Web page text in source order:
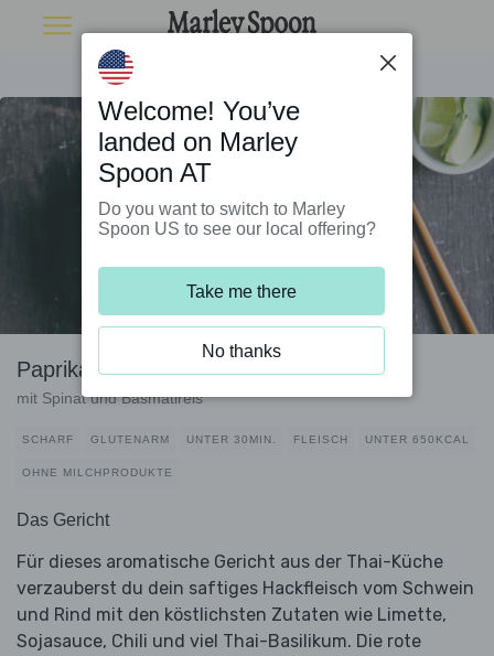
Paprika-Hack-Pfanne Thai-Style
mit Spinat und Basmatireis
SCHARF GLUTENARM UNTER 30MIN. FLEISCH UNTER 650KCAL
OHNE MILCHPRODUKTE
Das Gericht
Für dieses aromatische Gericht aus der Thai-Küche
verzauberst du dein saftiges Hackfleisch vom Schwein
und Rind mit den köstlichsten Zutaten wie Limette,
Sojasauce, Chili und viel Thai-Basilikum. Die rote
Welcome! You’ve
landed on Marley
Spoon AT
Do you want to switch to Marley
Spoon US to see our local offering?
Take me there
No thanks